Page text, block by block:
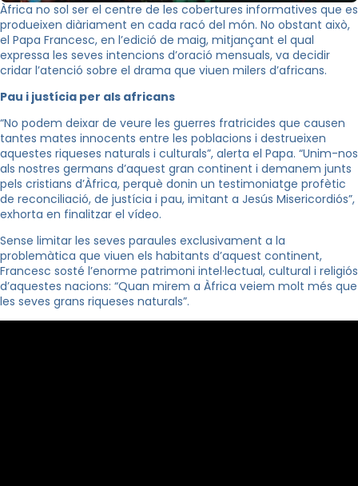
Àfrica no sol ser el centre de les cobertures informatives que es
produeixen diàriament en cada racó del món. No obstant això,
el Papa Francesc, en l’edició de maig, mitjançant el qual
expressa les seves intencions d’oració mensuals, va decidir
cridar l’atenció sobre el drama que viuen milers d’africans.
Pau i justícia per als africans
“No podem deixar de veure les guerres fratricides que causen
tantes mates innocents entre les poblacions i destrueixen
aquestes riqueses naturals i culturals”, alerta el Papa. “Unim-nos
als nostres germans d’aquest gran continent i demanem junts
pels cristians d’Àfrica, perquè donin un testimoniatge profètic
de reconciliació, de justícia i pau, imitant a Jesús Misericordiós”,
exhorta en finalitzar el vídeo.
Sense limitar les seves paraules exclusivament a la
problemàtica que viuen els habitants d’aquest continent,
Francesc sosté l’enorme patrimoni intel·lectual, cultural i religiós
d’aquestes nacions: “Quan mirem a Àfrica veiem molt més que
les seves grans riqueses naturals”.